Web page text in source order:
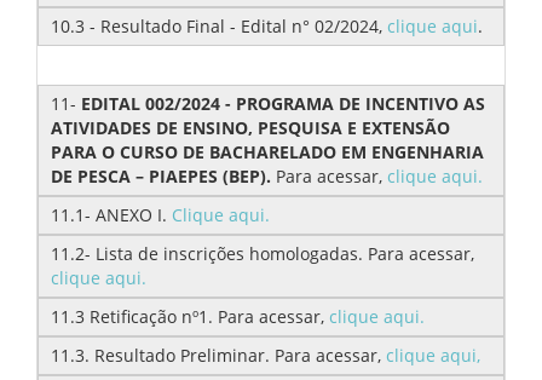
10.3 - Resultado Final - Edital n° 02/2024, clique aqui.
11- EDITAL 002/2024 - PROGRAMA DE INCENTIVO AS
ATIVIDADES DE ENSINO, PESQUISA E EXTENSÃO
PARA O CURSO DE BACHARELADO EM ENGENHARIA
DE PESCA – PIAEPES (BEP). Para acessar, clique aqui.
11.1- ANEXO I. Clique aqui.
11.2- Lista de inscrições homologadas. Para acessar,
clique aqui.
11.3 Retificação nº1. Para acessar, clique aqui.
11.3. Resultado Preliminar. Para acessar, clique aqui,